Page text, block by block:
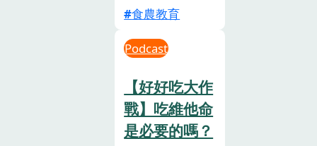
食農教育
Podcast
【好好吃大作
戰】吃維他命
是必要的嗎？